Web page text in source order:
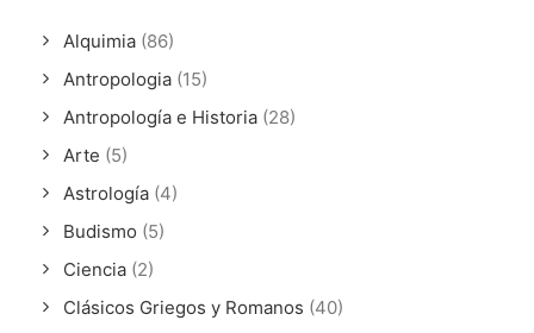
Alquimia (86)
Antropologia (15)
Antropología e Historia (28)
Arte (5)
Astrología (4)
Budismo (5)
Ciencia (2)
Clásicos Griegos y Romanos (40)